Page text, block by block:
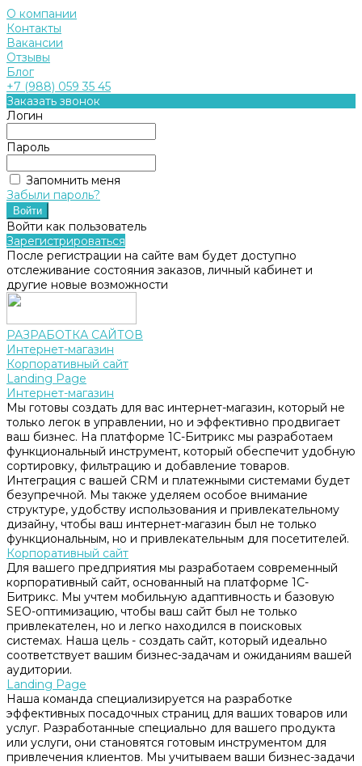
О компании
Контакты
Вакансии
Отзывы
Блог
+7 (988) 059 35 45
Заказать звонок
Логин
Пароль
Запомнить меня
Забыли пароль?
Войти как пользователь
Зарегистрироваться
После регистрации на сайте вам будет доступно
отслеживание состояния заказов, личный кабинет и
другие новые возможности
РАЗРАБОТКА САЙТОВ
Интернет-магазин
Корпоративный сайт
Landing Page
Интернет-магазин
Мы готовы создать для вас интернет-магазин, который не
только легок в управлении, но и эффективно продвигает
ваш бизнес. На платформе 1С-Битрикс мы разработаем
функциональный инструмент, который обеспечит удобную
сортировку, фильтрацию и добавление товаров.
Интеграция с вашей CRM и платежными системами будет
безупречной. Мы также уделяем особое внимание
структуре, удобству использования и привлекательному
дизайну, чтобы ваш интернет-магазин был не только
функциональным, но и привлекательным для посетителей.
Корпоративный сайт
Для вашего предприятия мы разработаем современный
корпоративный сайт, основанный на платформе 1С-
Битрикс. Мы учтем мобильную адаптивность и базовую
SEO-оптимизацию, чтобы ваш сайт был не только
привлекателен, но и легко находился в поисковых
системах. Наша цель - создать сайт, который идеально
соответствует вашим бизнес-задачам и ожиданиям вашей
аудитории.
Landing Page
Наша команда специализируется на разработке
эффективных посадочных страниц для ваших товаров или
услуг. Разработанные специально для вашего продукта
или услуги, они становятся готовым инструментом для
привлечения клиентов. Мы учитываем ваши бизнес-задачи